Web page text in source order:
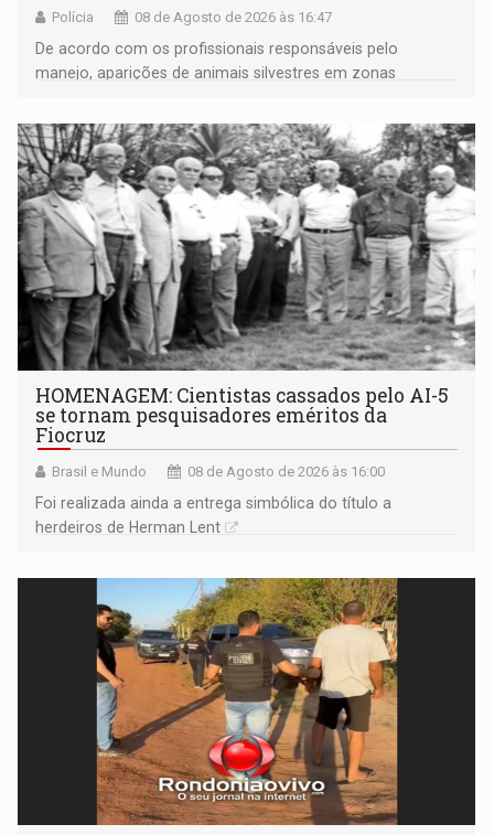
Polícia 08 de Agosto de 2026 às 16:47
De acordo com os profissionais responsáveis pelo
manejo, aparições de animais silvestres em zonas
HOMENAGEM: Cientistas cassados pelo AI-5
se tornam pesquisadores eméritos da
Fiocruz
Brasil e Mundo 08 de Agosto de 2026 às 16:00
Foi realizada ainda a entrega simbólica do título a
herdeiros de Herman Lent